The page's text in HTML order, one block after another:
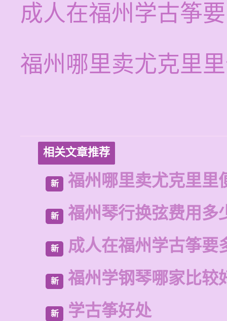
成人在福州学古筝
福州哪里卖尤克里
相关文章推荐
新 福州哪里卖尤克里里
新 福州琴行换弦费用多
新 成人在福州学古筝要
新 福州学钢琴哪家比较
新 学古筝好处